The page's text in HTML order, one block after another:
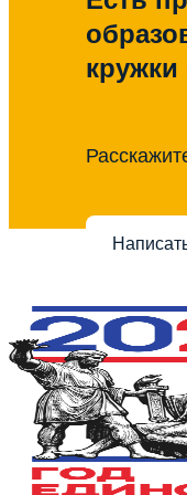
кружки